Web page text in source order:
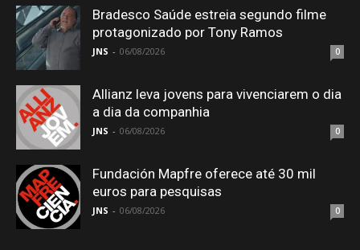
Bradesco Saúde estreia segundo filme
protagonizado por Tony Ramos
JNS - 06/08/2026 0
Allianz leva jovens para vivenciarem o dia
a dia da companhia
JNS - 06/08/2026 0
Fundación Mapfre oferece até 30 mil
euros para pesquisas
JNS - 06/08/2026 0